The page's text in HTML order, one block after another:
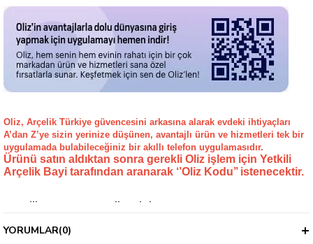
Oliz, Arçelik Türkiye güvencesini arkasına alarak evdeki ihtiyaçları
A’dan Z’ye sizin yerinize düşünen, avantajlı ürün ve hizmetleri tek bir
uygulamada bulabileceğiniz bir akıllı telefon uygulamasıdır.
Ürünü satın aldıktan sonra gerekli Oliz işlem için Yetkili
Arçelik Bayi tarafından aranarak ‘’Oliz Kodu’’ istenecektir.
Arçelik MD 201 B Mikrodalga Fırın
Mikrodalga Rengi Beyaz
YORUMLAR(0)